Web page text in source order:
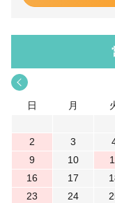
<
日
月
2
3
9
10
16
17
23
24